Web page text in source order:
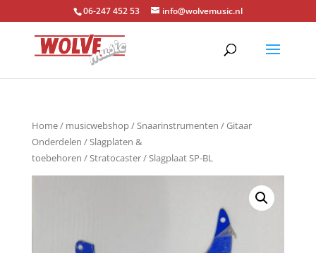
06-247 452 53 info@wolvemusic.nl
Home/ musicwebshop/Snaarinstrumenten /Gitaar
Onderdelen /Slagplaten &
toebehoren /Stratocaster/ Slagplaat SP-BL